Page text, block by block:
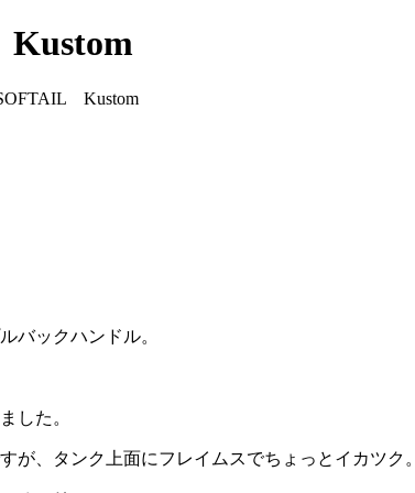
Kustom
バックハンドル。
した。
が、タンク上面にフレイムスでちょっとイカツク。